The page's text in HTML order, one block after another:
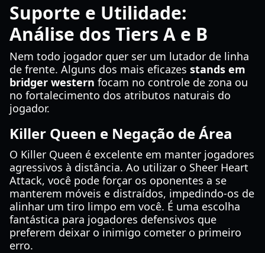
Suporte e Utilidade:
Análise dos Tiers A e B
Nem todo jogador quer ser um lutador de linha
de frente. Alguns dos mais eficazes stands em
bridger western focam no controle de zona ou
no fortalecimento dos atributos naturais do
jogador.
Killer Queen e Negação de Área
O Killer Queen é excelente em manter jogadores
agressivos à distância. Ao utilizar o Sheer Heart
Attack, você pode forçar os oponentes a se
manterem móveis e distraídos, impedindo-os de
alinhar um tiro limpo em você. É uma escolha
fantástica para jogadores defensivos que
preferem deixar o inimigo cometer o primeiro
erro.